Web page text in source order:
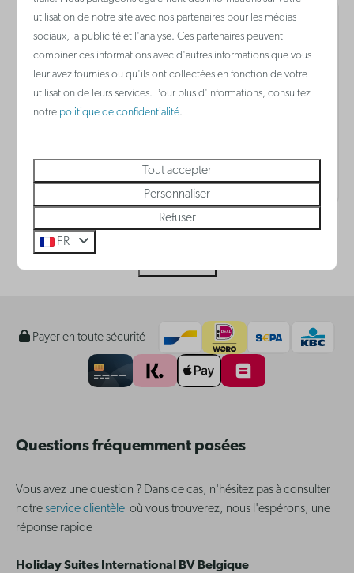
10,0 Visité en octobre 2025
die Nähe zum Meer und zur Natur
Logé au Holiday Suites De Haan enSuite | 2 personnes
Payer en toute sécurité
Questions fréquemment posées
Vous avez une question ? Dans ce cas, n'hésitez pas à consulter
notreservice clientèle où vous trouverez, nous l'espérons, une
réponse rapide
Holiday Suites International BV Belgique
utilisation de notre site avec nos partenaires pour les médias
sociaux, la publicité et l'analyse. Ces partenaires peuvent
combiner ces informations avec d'autres informations que vous
leur avez fournies ou qu'ils ont collectées en fonction de votre
utilisation de leurs services. Pour plus d'informations, consultez
notre politique de confidentialité.
Tout accepter
Personnaliser
Refuser
FR